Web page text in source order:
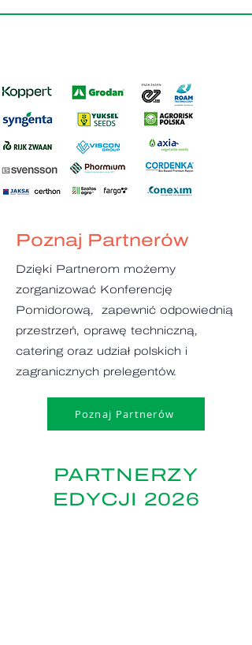
Poznaj Partnerów
Dzięki Partnerom możemy
zorganizować Konferencję
Pomidorową, zapewnić odpowiednią
przestrzeń, oprawę techniczną,
catering oraz udział polskich i
zagranicznych prelegentów.
Poznaj Partnerów
PARTNERZY
EDYCJI 2026